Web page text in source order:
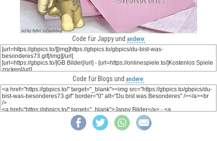
Code für Jappy und andere:
Code für Blogs und andere: